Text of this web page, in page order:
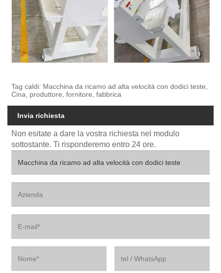
Tag caldi: Macchina da ricamo ad alta velocità con dodici teste,
Cina, produttore, fornitore, fabbrica
Invia richiesta
Non esitate a dare la vostra richiesta nel modulo
sottostante. Ti risponderemo entro 24 ore.